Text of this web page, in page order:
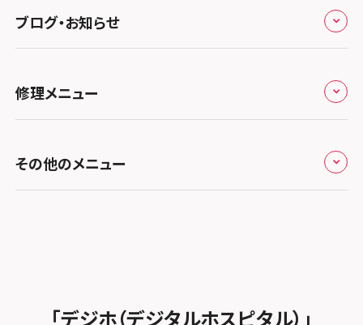
スマホスピタル テルル成増
スマホスピタル八王子
スマホスピタル吉祥寺
スマホスピタル伊丹
スマホスピタル奈良生駒
スマホスピタル和歌山
スマホスピタル ゲオデジタルベース川口元郷
スマホスピタル埼玉大宮
スマホスピタル テルル蒲生
スマホスピタル テルル新越谷
スマホスピタル テルル草加花栗
スマホスピタル テルル東川口
スマホスピタル 藤枝
スマホスピタル名古屋駅前
スマホスピタル名古屋金山
スマホスピタル 大府
スマホスピタル 西枇杷島
スマホスピタル 尾張旭
スマホスピタル平和が丘
スマホスピタル京橋
スマホスピタル難波
スマホスピタルイオンタウン茨木太田
スマホスピタル住道オペラパーク
スマホスピタル岡山駅前
スマホスピタル西条
スマホスピタル by デジホ マークイズ福岡もも
ち
スマホスピタル福岡天神
スマホスピタル熊本下通
スマホスピタル GODOモバイル大分府内町
キャンペーン一覧
ブログ・お知らせ
お知らせ
修理メニュー
iPhone修理メニュー
その他のメニュー
「デジホ（デジタルホスピタル）」